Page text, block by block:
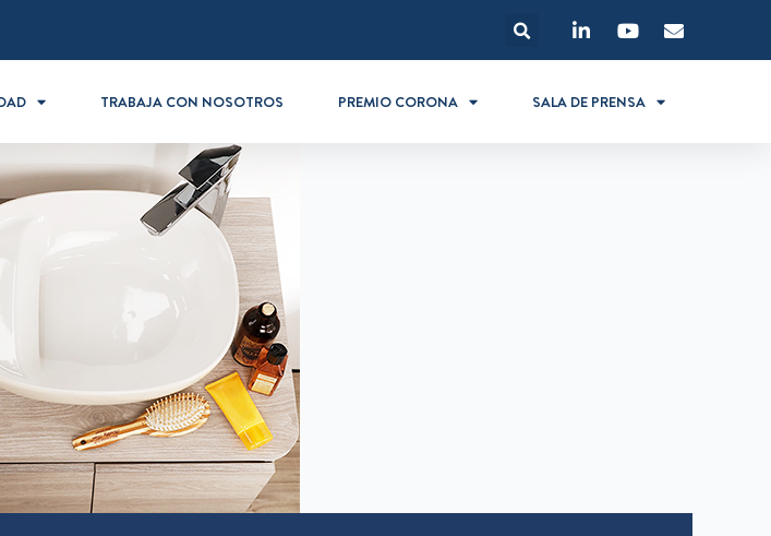
TRABAJA CON NOSOTROS PREMIO CORONA SALA DE PRENSA